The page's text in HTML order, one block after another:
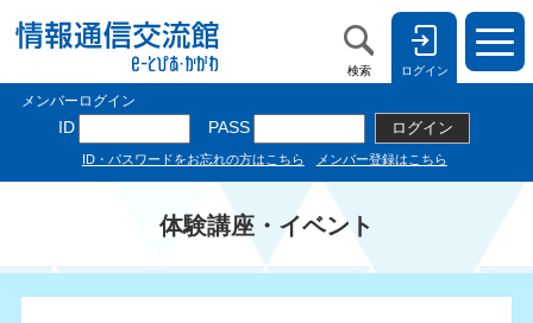
検索 ログイン
体験講座・イベント